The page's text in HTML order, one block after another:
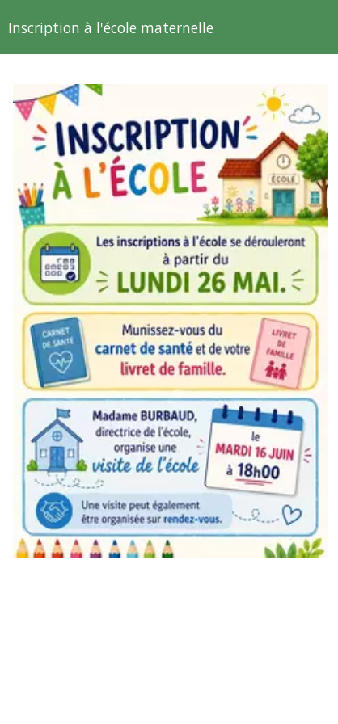
Inscription à l'école maternelle